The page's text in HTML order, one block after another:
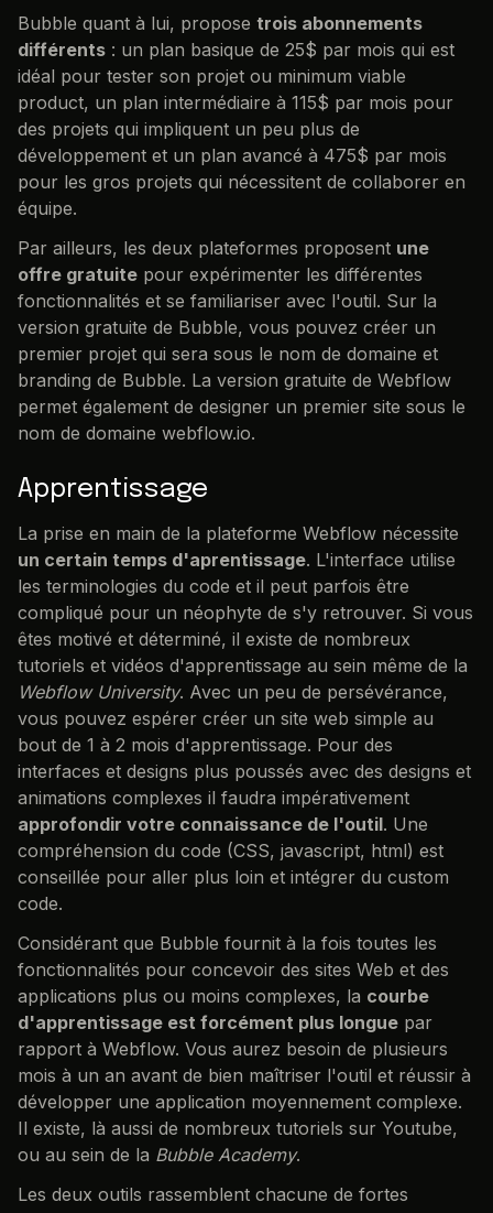
Bubble quant à lui, propose trois abonnements
différents : un plan basique de 25$ par mois qui est
idéal pour tester son projet ou minimum viable
product, un plan intermédiaire à 115$ par mois pour
des projets qui impliquent un peu plus de
développement et un plan avancé à 475$ par mois
pour les gros projets qui nécessitent de collaborer en
équipe.
Par ailleurs, les deux plateformes proposent une
offre gratuite pour expérimenter les différentes
fonctionnalités et se familiariser avec l'outil. Sur la
version gratuite de Bubble, vous pouvez créer un
premier projet qui sera sous le nom de domaine et
branding de Bubble. La version gratuite de Webflow
permet également de designer un premier site sous le
nom de domaine webflow.io.
Apprentissage
La prise en main de la plateforme Webflow nécessite
un certain temps d'aprentissage. L'interface utilise
les terminologies du code et il peut parfois être
compliqué pour un néophyte de s'y retrouver. Si vous
êtes motivé et déterminé, il existe de nombreux
tutoriels et vidéos d'apprentissage au sein même de la
Webflow University. Avec un peu de persévérance,
vous pouvez espérer créer un site web simple au
bout de 1 à 2 mois d'apprentissage. Pour des
interfaces et designs plus poussés avec des designs et
animations complexes il faudra impérativement
approfondir votre connaissance de l'outil. Une
compréhension du code (CSS, javascript, html) est
conseillée pour aller plus loin et intégrer du custom
code.
Considérant que Bubble fournit à la fois toutes les
fonctionnalités pour concevoir des sites Web et des
applications plus ou moins complexes, la courbe
d'apprentissage est forcément plus longue par
rapport à Webflow. Vous aurez besoin de plusieurs
mois à un an avant de bien maîtriser l'outil et réussir à
développer une application moyennement complexe.
Il existe, là aussi de nombreux tutoriels sur Youtube,
ou au sein de la Bubble Academy.
Les deux outils rassemblent chacune de fortes